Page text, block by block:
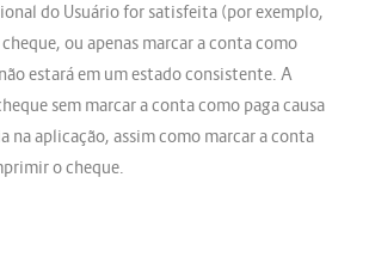
do Usuário for satisfeita (por exemplo,
ou apenas marcar a conta como
estará em um estado consistente. A
sem marcar a conta como paga causa
na aplicação, assim como marcar a conta
o cheque.